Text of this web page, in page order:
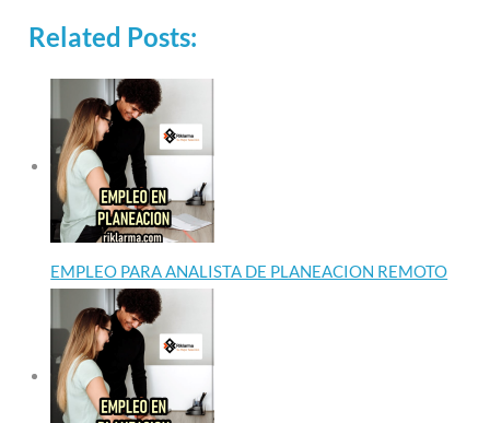
Related Posts:
EMPLEO PARA ANALISTA DE PLANEACION REMOTO